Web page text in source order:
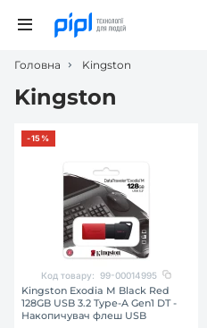
Головна Kingston
Kingston
-15%
Код товару: 99-00014995
Kingston Exodia M Black Red
128GB USB 3.2 Type-A Gen1 DT -
Накопичувач флеш USB